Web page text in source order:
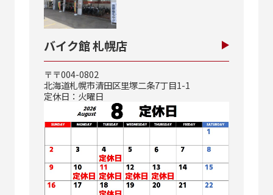
バイク館 札幌店
〒〒004-0802
北海道札幌市清田区里塚二条7丁目1-1
定休日：火曜日